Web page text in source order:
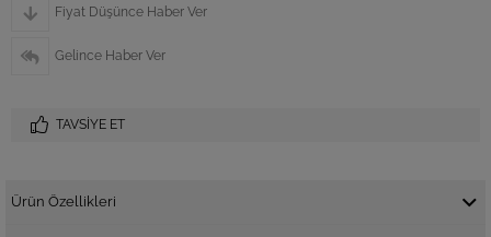
Fiyat Düşünce Haber Ver
Gelince Haber Ver
TAVSIYE ET
Ürün Özellikleri